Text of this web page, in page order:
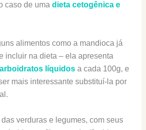
caso de uma dieta cetogênica e
alimentos como a mandioca já
incluir na dieta – ela apresenta
líquidosa cada 100g, e
mais interessante substituí-la por
verduras e legumes, com seus